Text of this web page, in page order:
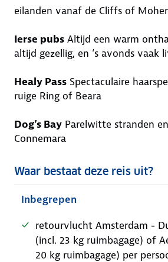
eilanden vanaf de Cliffs of Moher
Ierse pubs Altijd een warm
altijd gezellig, en ‘s avonds vaak
Healy Pass Spectaculaire
ruige Ring of Beara
Dog’s Bay Parelwitte stranden
Connemara
Waar bestaat deze reis uit?
Inbegrepen
retourvlucht Amsterdam -
(incl. 23 kg ruimbagage) of
20 kg ruimbagage) per